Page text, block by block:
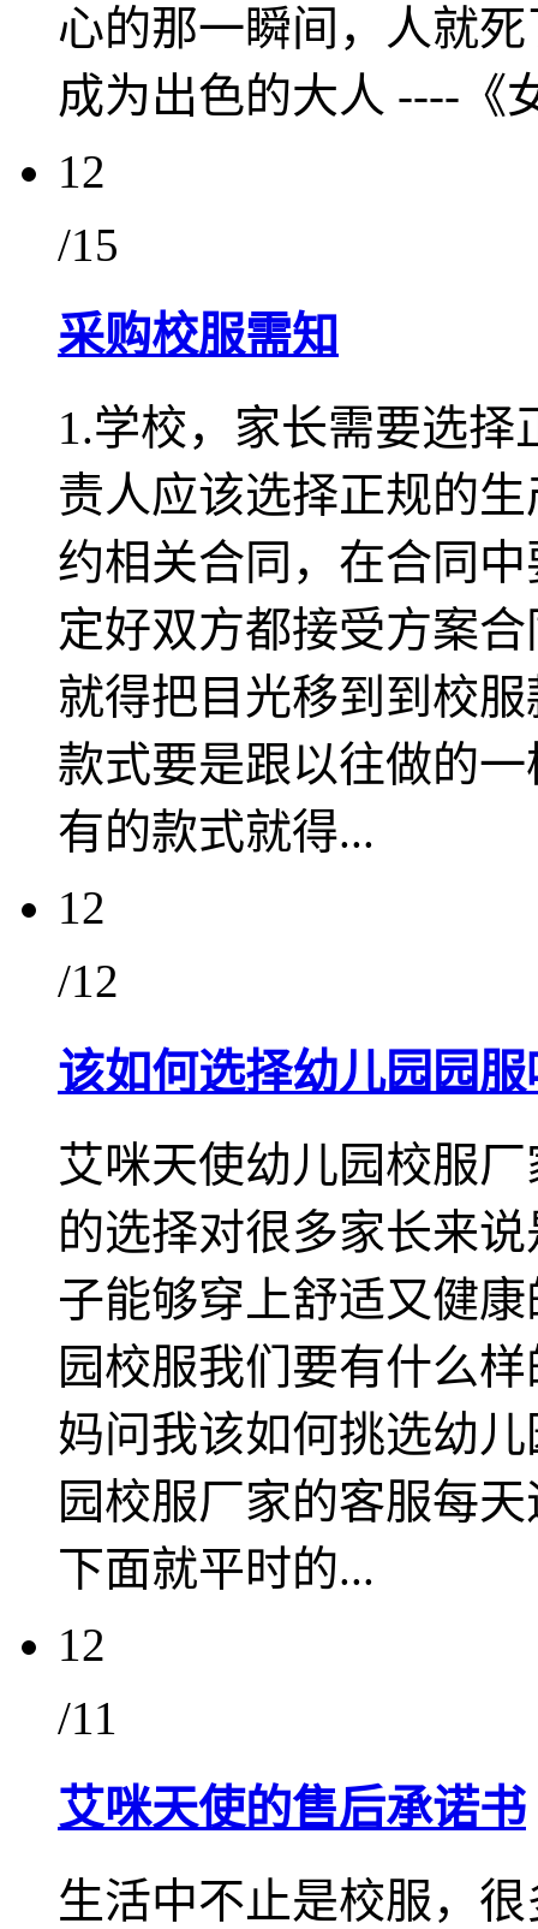
心的那一瞬间，人就
成为出色的大人 ----《
12
/15
采购校服需知
1.学校，家长需要选
责人应该选择正规的
约相关合同，在合同
定好双方都接受方案
就得把目光移到到校
款式要是跟以往做的
有的款式就得...
12
/12
该如何选择幼儿园园服
艾咪天使幼儿园校服
的选择对很多家长来
子能够穿上舒适又健
园校服我们要有什么
妈问我该如何挑选幼
园校服厂家的客服每
下面就平时的...
12
/11
艾咪天使的售后承诺书
生活中不止是校服，